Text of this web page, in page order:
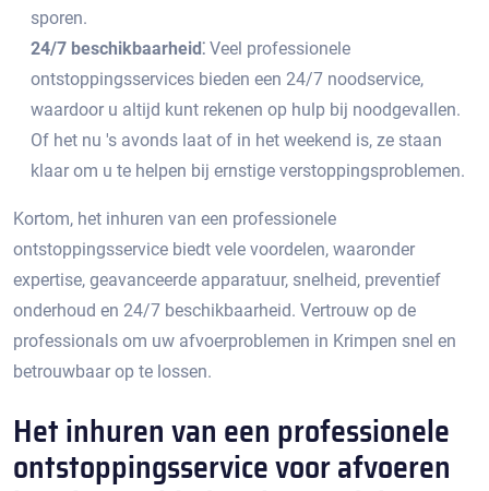
sporen.​
24/7 beschikbaarheid⁚ Veel professionele
ontstoppingsservices bieden een 24/7 noodservice,
waardoor u altijd kunt rekenen op hulp bij noodgevallen.​
Of het nu 's avonds laat of in het weekend is, ze staan
klaar om u te helpen bij ernstige verstoppingsproblemen.​
Kortom, het inhuren van een professionele
ontstoppingsservice biedt vele voordelen, waaronder
expertise, geavanceerde apparatuur, snelheid, preventief
onderhoud en 24/7 beschikbaarheid.​ Vertrouw op de
professionals om uw afvoerproblemen in Krimpen snel en
betrouwbaar op te lossen.
Het inhuren van een professionele
ontstoppingsservice voor afvoeren